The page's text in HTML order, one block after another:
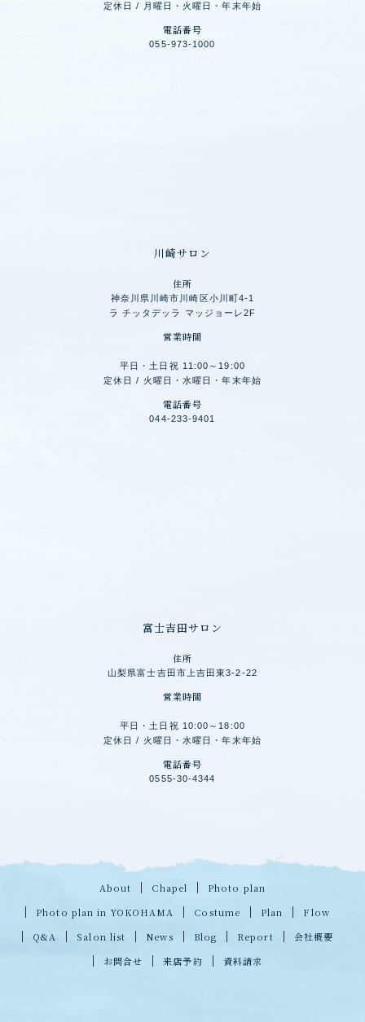
定休日 / 月曜日・火曜日・年末年始
電話番号
055-973-1000
川崎サロン
住所
神奈川県川崎市川崎区小川町4-1
ラ チッタデッラ マッジョーレ2F
営業時間
平日・土日祝 11:00～19:00
定休日 / 火曜日・水曜日・年末年始
電話番号
044-233-9401
富士吉田サロン
住所
山梨県富士吉田市上吉田東3-2-22
営業時間
平日・土日祝 10:00～18:00
定休日 / 火曜日・水曜日・年末年始
電話番号
0555-30-4344
About Chapel
Photo plan
Photo plan in YOKOHAMA
Costume Plan
Flow
Q&A
Salon list News Blog Report
会社概要
お問合せ
来店予約 資料請求